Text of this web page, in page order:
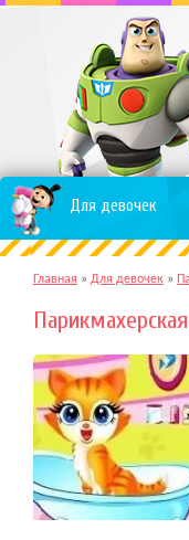
Для девочек
Главная » Для девочек »